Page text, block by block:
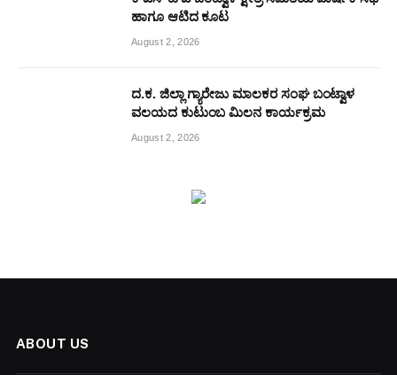
ಹಾಗೂ ಆಟಿದ ಕೂಟ
August 2, 2026
ದ.ಕ. ಜಿಲ್ಲಾ ಗ್ಯಾರೇಜು ಮಾಲಕರ ಸಂಘ ಬಂಟ್ವಾಳ
ವಲಯದ ಕುಟುಂಬ ಮಿಲನ ಕಾರ್ಯಕ್ರಮ
August 2, 2026
ABOUT US